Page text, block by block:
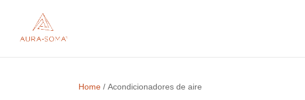
Home / Acondicionadores de aire